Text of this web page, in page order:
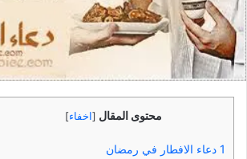
محتوى المقال [اخفاء]
1 دعاء الافطار في رمضان